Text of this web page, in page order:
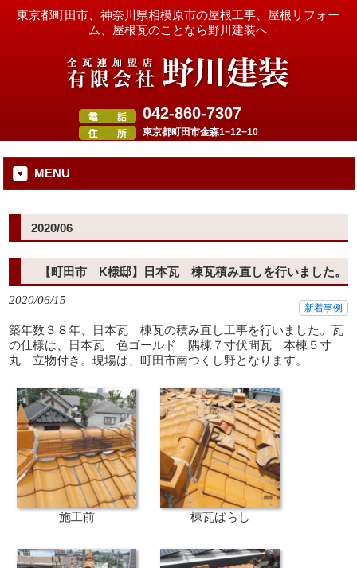
東京都町田市、神奈川県相模原市の屋根工事、屋根リフォー
ム、屋根瓦のことなら野川建装へ
042-860-7307
東京都町田市金森1−12−10
MENU
2020/06
【町田市 K様邸】日本瓦 棟瓦積み直しを行いました。
2020/06/15
新着事例
築年数３８年、日本瓦 棟瓦の積み直し工事を行いました。瓦
の仕様は、日本瓦 色ゴールド 隅棟７寸伏間瓦 本棟５寸
丸 立物付き。現場は、町田市南つくし野となります。
施工前 棟瓦ばらし